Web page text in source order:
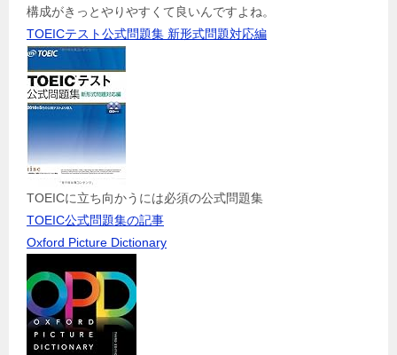
構成がきっとやりやすくて良いんですよね。
TOEICテスト公式問題集 新形式問題対応編
TOEICに立ち向かうには必須の公式問題集
TOEIC公式問題集の記事
Oxford Picture Dictionary